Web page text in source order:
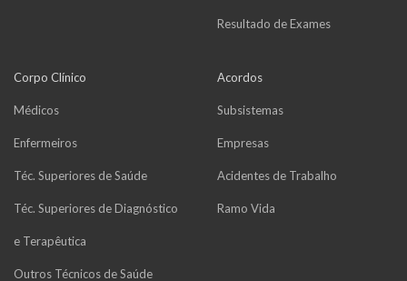
Resultado de Exames
Corpo Clínico
Médicos
Enfermeiros
Téc. Superiores de Saúde
Téc. Superiores de Diagnóstico
e Terapêutica
Outros Técnicos de Saúde
Acordos
Subsistemas
Empresas
Acidentes de Trabalho
Ramo Vida